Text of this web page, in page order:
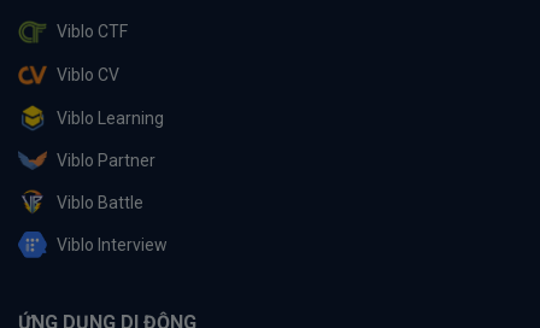
Viblo CTF
Viblo CV
Viblo Learning
Viblo Partner
Viblo Battle
Viblo Interview
ỨNG DỤNG DI ĐỘNG